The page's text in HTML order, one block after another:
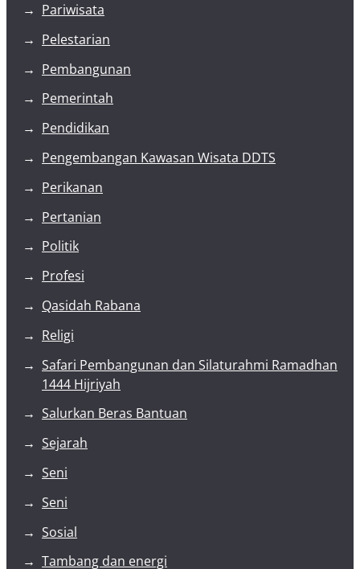
Pariwisata
Pelestarian
Pembangunan
Pemerintah
Pendidikan
Pengembangan Kawasan Wisata DDTS
Perikanan
Pertanian
Politik
Profesi
Qasidah Rabana
Religi
Safari Pembangunan dan Silaturahmi Ramadhan
1444 Hijriyah
Salurkan Beras Bantuan
Sejarah
Seni
Seni
Sosial
Tambang dan energi